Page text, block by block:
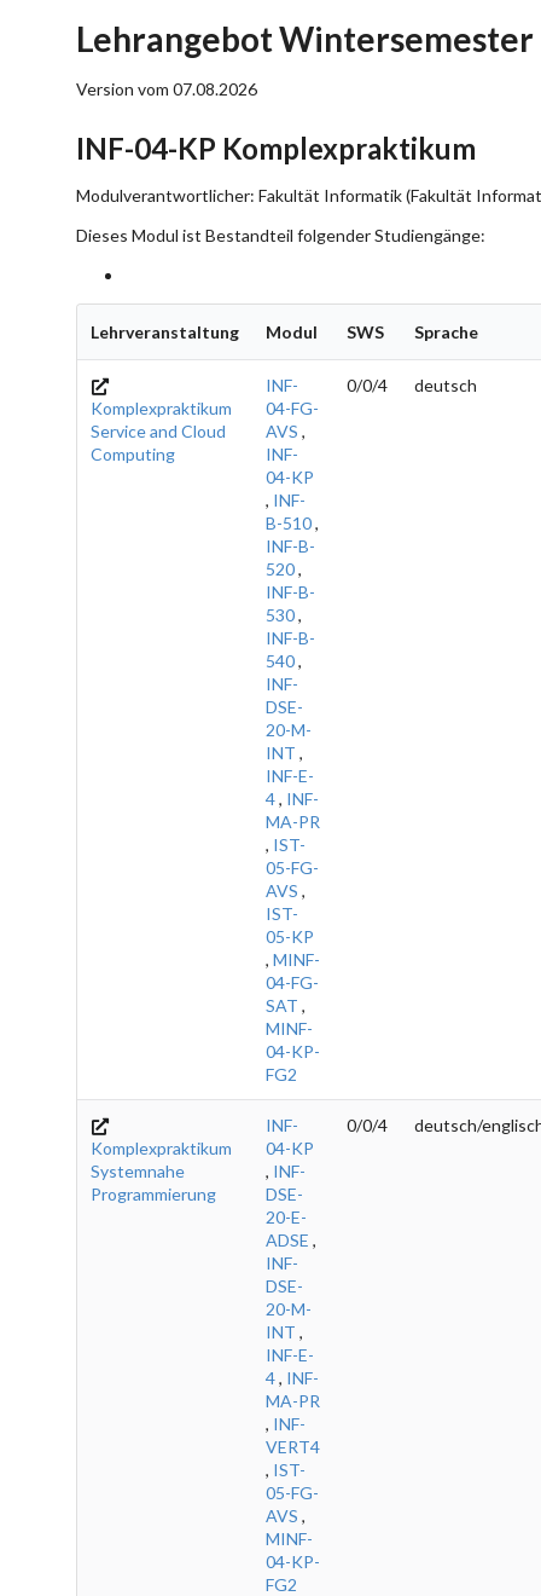
Lehrangebot
Version vom 07.08.2026
INF-04-KP Komplexpraktikum
Modulverantwortlicher: Fakultät Informatik (Fakultät
Dieses Modul ist Bestandteil folgender Studiengänge:
Lehrveranstaltung Modul SWS Sprache
Komplexpraktikum
Service and Cloud
Computing
INF-
04-FG-
AVS ,
INF-
04-KP
, INF-
B-510,
INF-B-
520,
INF-B-
530,
INF-B-
540,
INF-
DSE-
20-M-
INT ,
INF-E-
4, INF-
MA-PR
, IST-
05-FG-
AVS ,
IST-
05-KP
, MINF-
04-FG-
SAT ,
MINF-
04-KP-
FG2
0/0/4 deutsch
Komplexpraktikum
Systemnahe
Programmierung
INF-
04-KP
, INF-
DSE-
20-E-
ADSE ,
INF-
DSE-
20-M-
INT ,
INF-E-
4, INF-
MA-PR
, INF-
VERT4
, IST-
05-FG-
AVS ,
MINF-
04-KP-
FG2
0/0/4 deutsch/